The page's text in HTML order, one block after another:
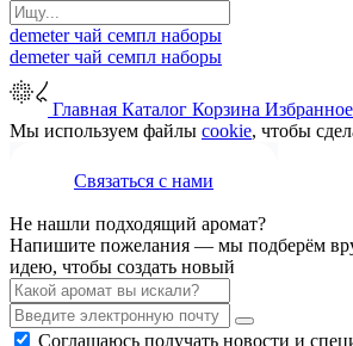
demeterчай семпл наборы
demeterчай семпл наборы
Главная Каталог Корзина Избранное
Мы используем файлы cookie, чтобы
Связаться с нами
Не нашли подходящий аромат?
Напишите пожелания — мы подберём
идею, чтобы создать новый
Соглашаюсь получать новости и